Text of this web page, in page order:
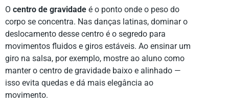
O centro de gravidade é o ponto onde o peso do
corpo se concentra. Nas danças latinas, dominar o
deslocamento desse centro é o segredo para
movimentos fluidos e giros estáveis. Ao ensinar um
giro na salsa, por exemplo, mostre ao aluno como
manter o centro de gravidade baixo e alinhado —
isso evita quedas e dá mais elegância ao
movimento.